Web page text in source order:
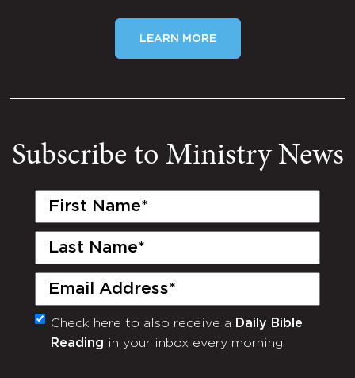
LEARN MORE
Subscribe to Ministry News
First
Last
Email
(Required)
Monthly
Newsletter
Check here to also receive a Daily Bible
Reading in your inbox every morning.